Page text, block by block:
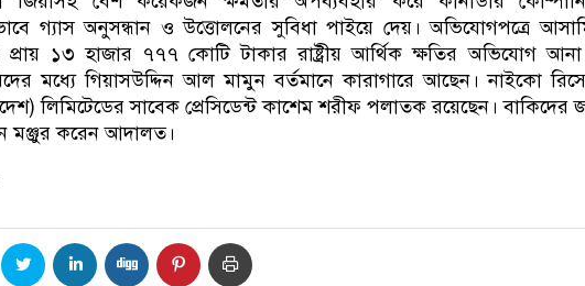
গ্যাস অনুসন্ধান ও উত্তোলনের সুবিধা পাইয়ে দেয়। অভিযোগপত্রে
প্রায় ১৩ হাজার ৭৭৭ কোটি টাকার রাষ্ট্রীয় আর্থিক ক্ষতির অভিযোগ
মধ্যে গিয়াসউদ্দিন আল মামুন বর্তমানে কারাগারে আছেন। নাইকো
লিমিটেডের সাবেক প্রেসিডেন্ট কাশেম শরীফ পলাতক রয়েছেন। বাকিদের
মঞ্জুর করেন আদালত।